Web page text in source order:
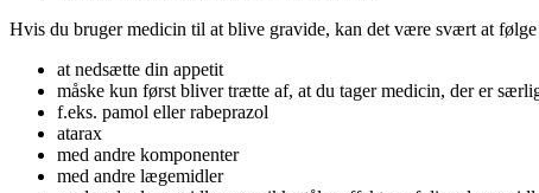
Hvis du bruger medicin til at blive gravide, kan det være svært at
at nedsætte din appetit
måske kun først bliver trætte af, at du tager medicin, der er
f.eks. pamol eller rabeprazol
atarax
med andre komponenter
med andre lægemidler